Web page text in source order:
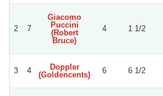
2 7
Giacomo
Puccini
(Robert
Bruce)
4 1 1/2
3 4
Doppler
(Goldencents)
6 6 1/2